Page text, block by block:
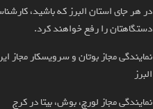
در هر جای استان البرز که باشید،
دستگاهتان را رفع خواهند کرد.
نمایندگی مجاز بوتان و سرویسکار مجاز
البرز
نمایندگی مجاز لورچ، بوش، بیتا در کرج